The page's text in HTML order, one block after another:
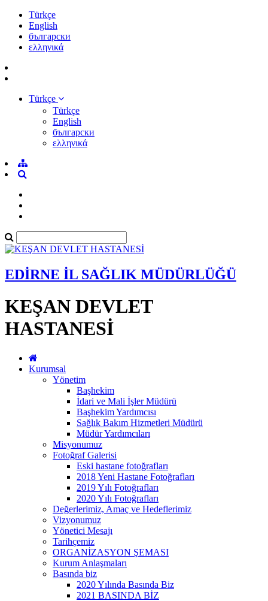
Türkçe
English
български
ελληνικά
Türkçe
Türkçe
English
български
ελληνικά
EDİRNE İL SAĞLIK MÜDÜRLÜĞÜ
KEŞAN DEVLET
HASTANESİ
Kurumsal
Yönetim
Başhekim
İdari ve Mali İşler Müdürü
Başhekim Yardımcısı
Sağlık Bakım Hizmetleri Müdürü
Müdür Yardımcıları
Misyonumuz
Fotoğraf Galerisi
Eski hastane fotoğrafları
2018 Yeni Hastane Fotoğrafları
2019 Yılı Fotoğrafları
2020 Yılı Fotoğrafları
Değerlerimiz, Amaç ve Hedeflerimiz
Vizyonumuz
Yönetici Mesajı
Tarihçemiz
ORGANİZASYON ŞEMASI
Kurum Anlaşmaları
Basında biz
2020 Yılında Basında Biz
2021 BASINDA BİZ